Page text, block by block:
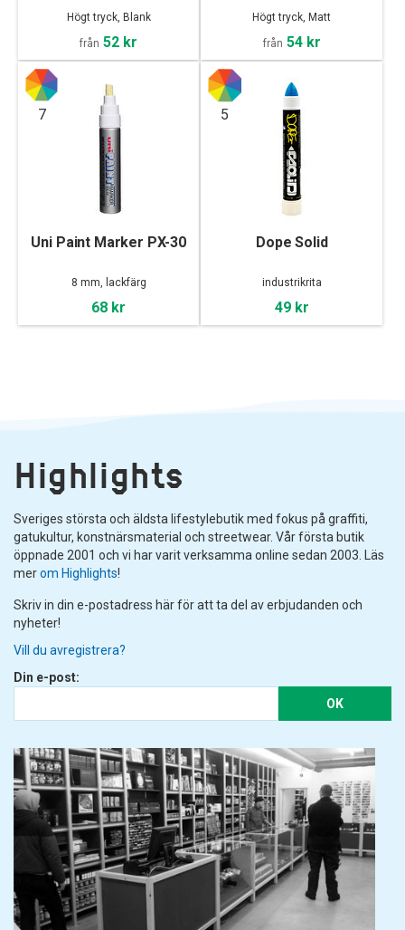
Högt tryck, Blank
från 52 kr
Högt tryck, Matt
från 54 kr
7
Uni Paint Marker PX-30
8 mm, lackfärg
68 kr
5
Dope Solid
industrikrita
49 kr
Highlights
Sveriges största och äldsta lifestylebutik med fokus på graffiti,
gatukultur, konstnärsmaterial och streetwear. Vår första butik
öppnade 2001 och vi har varit verksamma online sedan 2003. Läs
merom Highlights!
Skriv in din e-postadress här för att ta del av erbjudanden och
nyheter!
Vill du avregistrera?
Din e-post:
OK